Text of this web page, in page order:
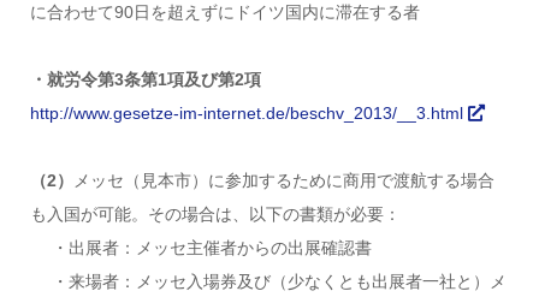
に合わせて90日を超えずにドイツ国内に滞在する者
・就労令第3条第1項及び第2項
http://www.gesetze-im-internet.de/beschv_2013/__3.html
（2）
メッセ（見本市）に参加するために商用で渡航する場合
も入国が可能。その場合は、以下の書類が必要：
・出展者：メッセ主催者からの出展確認書
・来場者：メッセ入場券及び（少なくとも出展者一社と）メ